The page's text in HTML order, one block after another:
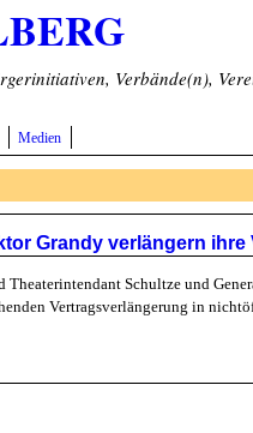
Verbände(n),
Medien
Grandy verlängern ihre
Theaterintendant Schultze und
Vertragsverlängerung in